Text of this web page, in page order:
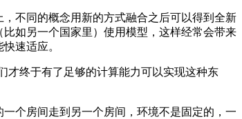
不同的概念用新的方式融合之后可以得到全新
如另一个国家里）使用模型，这样经常会带来
速适应。
终于有了足够的计算能力可以实现这种东
个房间走到另一个房间，环境不是固定的，一